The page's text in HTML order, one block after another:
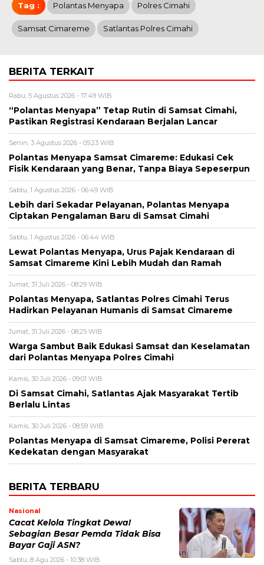
Tag : Polantas Menyapa Polres Cimahi
Samsat Cimareme Satlantas Polres Cimahi
BERITA TERKAIT
Rabu, 5 Agustus 2026 - 17:49 WIB
“Polantas Menyapa” Tetap Rutin di Samsat Cimahi,
Pastikan Registrasi Kendaraan Berjalan Lancar
Senin, 3 Agustus 2026 - 05:23 WIB
Polantas Menyapa Samsat Cimareme: Edukasi Cek
Fisik Kendaraan yang Benar, Tanpa Biaya Sepeserpun
Sabtu, 1 Agustus 2026 - 06:49 WIB
Lebih dari Sekadar Pelayanan, Polantas Menyapa
Ciptakan Pengalaman Baru di Samsat Cimahi
Sabtu, 1 Agustus 2026 - 06:44 WIB
Lewat Polantas Menyapa, Urus Pajak Kendaraan di
Samsat Cimareme Kini Lebih Mudah dan Ramah
Jumat, 31 Juli 2026 - 08:29 WIB
Polantas Menyapa, Satlantas Polres Cimahi Terus
Hadirkan Pelayanan Humanis di Samsat Cimareme
Jumat, 31 Juli 2026 - 08:25 WIB
Warga Sambut Baik Edukasi Samsat dan Keselamatan
dari Polantas Menyapa Polres Cimahi
Kamis, 30 Juli 2026 - 09:01 WIB
Di Samsat Cimahi, Satlantas Ajak Masyarakat Tertib
Berlalu Lintas
Kamis, 30 Juli 2026 - 08:59 WIB
Polantas Menyapa di Samsat Cimareme, Polisi Pererat
Kedekatan dengan Masyarakat
BERITA TERBARU
Nasional
Cacat Kelola Tingkat Dewa!
Sebagian Besar Pemda Tidak Bisa
Bayar Gaji ASN?
Sabtu, 8 Agu 2026 - 10:38 WIB